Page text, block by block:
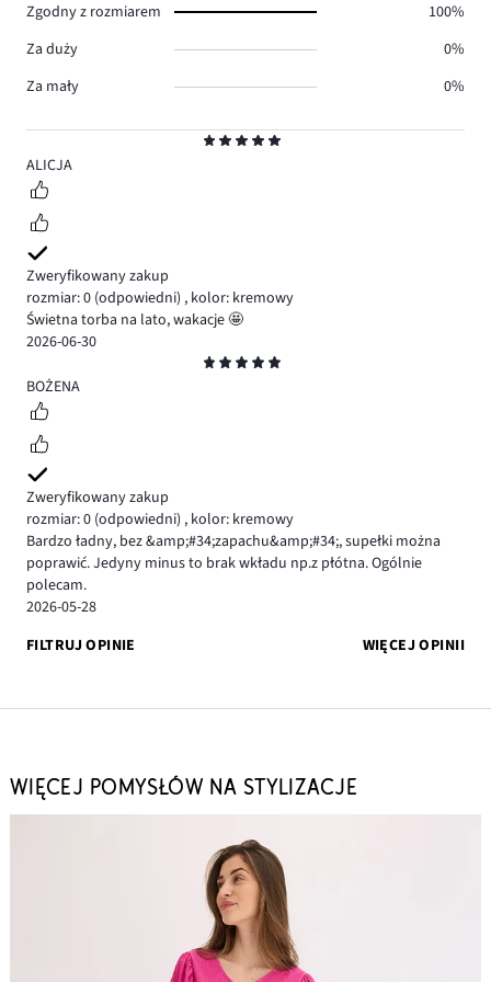
5
ALICJA
Zweryfikowany zakup
rozmiar: 0 (odpowiedni) , kolor: kremowy
Świetna torba na lato, wakacje 🤩
2026-06-30
5
BOŻENA
Zweryfikowany zakup
rozmiar: 0 (odpowiedni) , kolor: kremowy
Bardzo ładny, bez &amp;#34;zapachu&amp;#34;, supełki można
poprawić. Jedyny minus to brak wkładu np.z płótna. Ogólnie
polecam.
2026-05-28
FILTRUJ OPINIE
WIĘCEJ OPINII
Zgodny z rozmiarem
100%
Za duży
0%
Za mały
0%
WIĘCEJ POMYSŁÓW NA STYLIZACJE